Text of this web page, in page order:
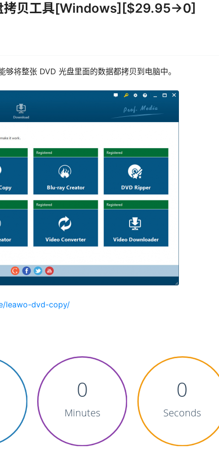
拷贝工具[Windows][$29.95→0]
将整张 DVD 光盘里面的数据都拷贝到电脑中。
leawo-dvd-copy/
0
Minutes
0
Seconds